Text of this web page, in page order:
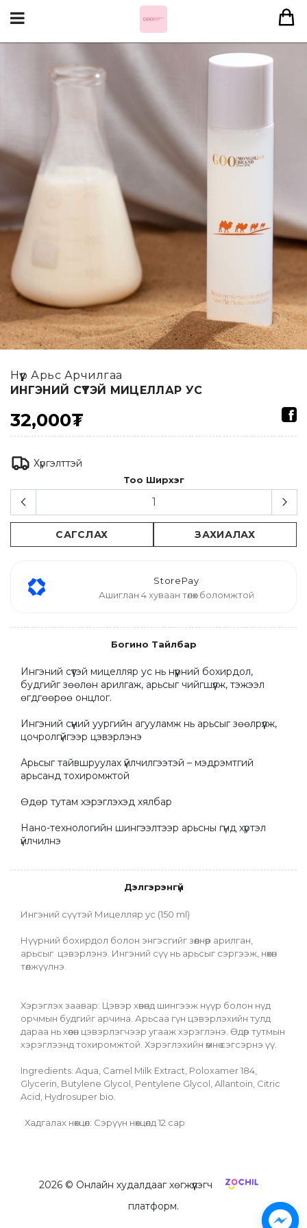
Нүүр Арьс Арчилгаа
ИНГЭНИЙ СҮҮТЭЙ МИЦЕЛЛАР УС
32,000₮
Хүргэлттэй
Тоо Ширхэг
САГСЛАХ ЗАХИАЛАХ
StorePay
Ашиглан 4 хуваан төлөх боломжтой
Богино Тайлбар
Ингэний сүүтэй мицелляр ус нь нүүрний бохирдол,
будгийг зөөлөн арилгаж, арьсыг чийгшүүлж, тэжээл
өгдгөөрөө онцлог.
Ингэний сүүний уургийн агууламж нь арьсыг зөөлрүүлж,
цочролгүйгээр цэвэрлэнэ
Арьсыг тайвшруулах үйлчилгээтэй – мэдрэмтгий
арьсанд тохиромжтой
Өдөр тутам хэрэглэхэд хялбар
Нано-технологийн шингээлтээр арьсны гүнд хүртэл
үйлчилнэ
Дэлгэрэнгүй
Ингэний сүүтэй Мицелляр ус (150 ml)
Нүүрний бохирдол болон энгэсгийг зөөлнөөр арилган,
арьсыг  цэвэрлэнэ. Ингэний сүү нь арьсыг сэргээж, нөхөн
төлжүүлнэ.
Хэрэглэх заавар: Цэвэр хөвөнд шингээж нүүр болон нүд
орчмын будгийг арчина. Арьсаа гүн цэвэрлэхийн тулд
дараа нь хөөсөн цэвэрлэгчээр угааж хэрэглэнэ. Өдөр тутмын
хэрэглээнд тохиромжтой. Хэрэглэхийн өмнө сэгсэрнэ үү.
Ingredients: Aqua, Camel Milk Extract, Poloxamer 184,
Glycerin, Butylene Glycol, Pentylene Glycol, Allantoin, Citric
Acid, Hydrosuper bio.
Хадгалах нөхцөл: Сэрүүн нөхцөлд 12 сар
2026© Онлайн худалдааг хөгжүүлэгч
платформ.